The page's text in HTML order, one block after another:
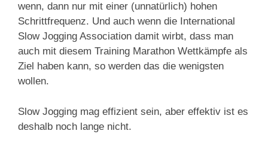
wenn, dann nur mit einer (unnatürlich) hohen
Schrittfrequenz. Und auch wenn die International
Slow Jogging Association damit wirbt, dass man
auch mit diesem Training Marathon Wettkämpfe als
Ziel haben kann, so werden das die wenigsten
wollen.
Slow Jogging mag effizient sein, aber effektiv ist es
deshalb noch lange nicht.